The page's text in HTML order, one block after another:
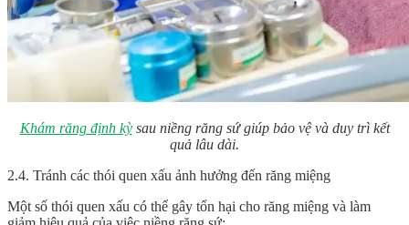
Khám răng định kỳsau niềng răng sứ giúp bảo vệ và duy trì kết
quả lâu dài.
2.4. Tránh các thói quen xấu ảnh hưởng đến răng miệng
Một số thói quen xấu có thể gây tổn hại cho răng miệng và làm